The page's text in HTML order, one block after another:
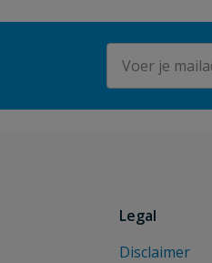
Legal
Disclaimer